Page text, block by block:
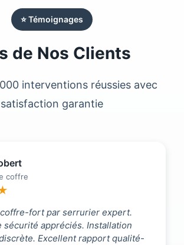
⭐ Témoignages
de Nos Clients
interventions réussies avec
satisfaction garantie
coffre
fort par serrurier expert.
sécurité appréciés. Installation
Excellent rapport qualité-